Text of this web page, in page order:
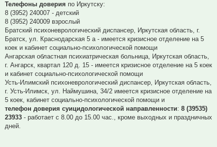
Телефоны доверия по Иркутску:
8 (3952) 240007 - детский
8 (3952) 240009 взрослый
Братский психоневрологический диспансер, Иркутская область, г.
Братск, ул. Краснодарская 5 а - имеется кризисное отделение на 5
коек и кабинет социально-психологической помощи
Ангарская областная психиатрическая больница, Иркутская область,
г. Ангарск, квартал 120 д. 15 - имеется кризисное отделение на 5 коек
и кабинет социально-психологической помощи
Усть-Илимский психоневрологический диспансер, Иркутская область,
г. Усть-Илимск, ул. Наймушина, 34/2 имеется кризисное отделение на
5 коек, кабинет социально-психологической помощи и
телефон доверия суицидологической направленности: 8 (39535)
23933 - работает с 8.00 до 15.00 час., кроме выходных и праздничных
дней.